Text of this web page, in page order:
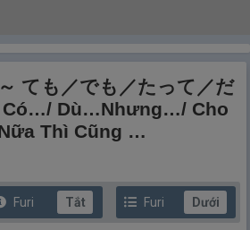
ても／でも／たって／だ
Có…/ Dù…nhưng…/ Cho
Thì Cũng …
Furi Tắt Furi Dưới